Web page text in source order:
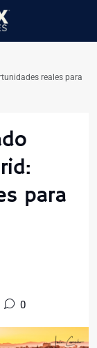
reales para
para
0